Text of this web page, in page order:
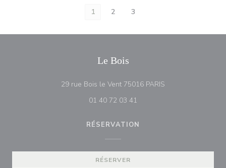
1 2 3
Le Bois
29 rue Bois le Vent 75016 PARIS
01 40 72 03 41
RÉSERVATION
RÉSERVER